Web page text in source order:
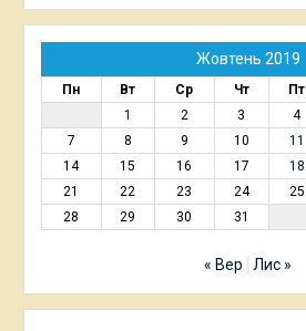
Жовтень 2019
Пн Вт Ср Чт Пт
1
2 3 4
7
8 9 10 11
14
15 16 17 18
21
22 23 24 25
28
29 30 31
« Вер Лис »